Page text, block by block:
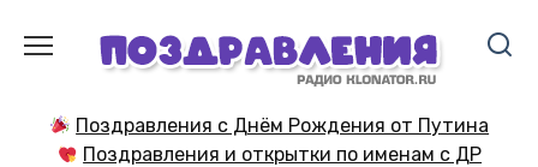
содержанию
Поздравления с Днём Рождения от Путина
Поздравления и открытки по именам с ДР